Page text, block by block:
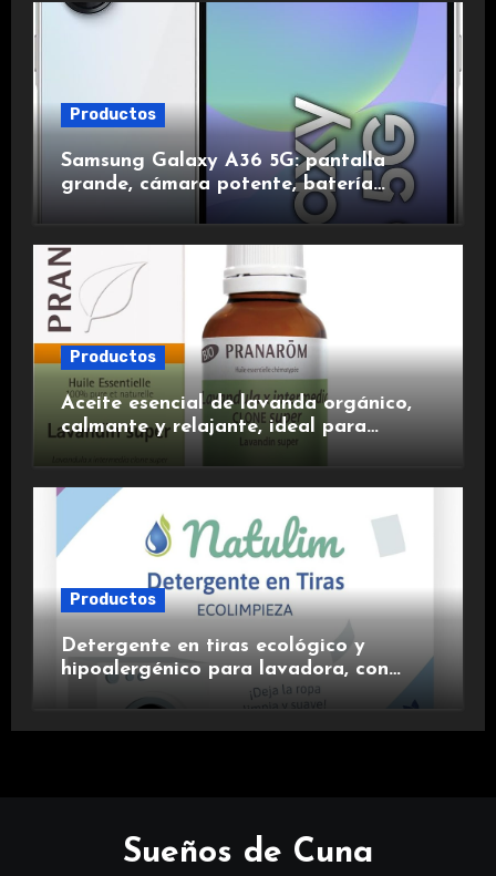
Productos
Samsung Galaxy A36 5G: pantalla
grande, cámara potente, batería
duradera y carga rápida para una
experiencia premium.
Productos
Aceite esencial de lavanda orgánico,
calmante y relajante, ideal para
Productos
Detergente en tiras ecológico y
hipoalergénico para lavadora, con
suavizante incluido y fragancia de
Sueños de Cuna